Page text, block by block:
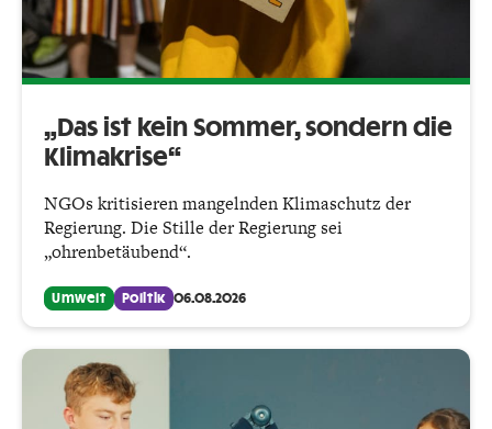
„Das ist kein Sommer, sondern die
Klimakrise“
NGOs kritisieren mangelnden Klimaschutz der
Regierung. Die Stille der Regierung sei
„ohrenbetäubend“.
Umwelt Politik 06.08.2026